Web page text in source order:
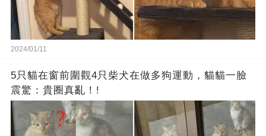
2024/01/11
5只貓在窗前圍觀4只柴犬在做多狗運動，貓貓一臉
震驚：貴圈真亂！!